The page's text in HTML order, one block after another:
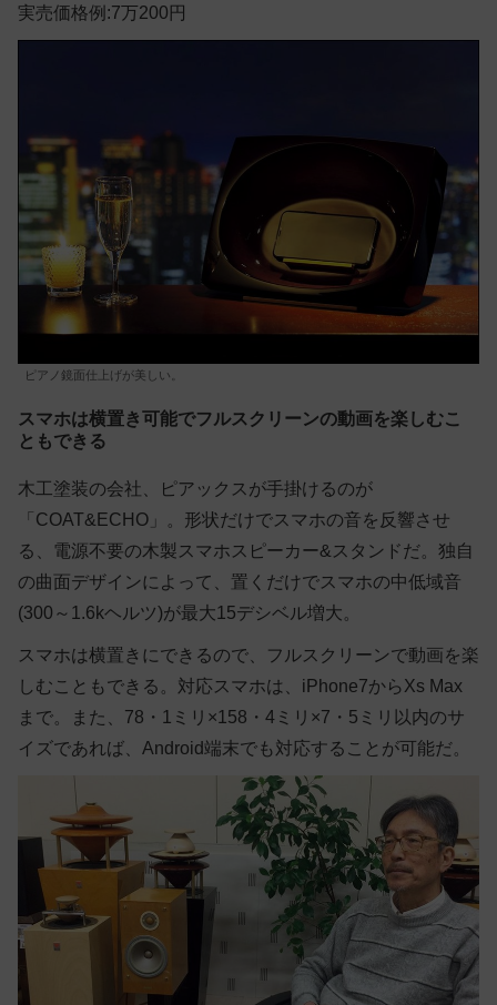
実売価格例:7万200円
ピアノ鏡面仕上げが美しい。
スマホは横置き可能でフルスクリーンの動画を楽しむこ
ともできる
木工塗装の会社、ピアックスが手掛けるのが
「COAT&ECHO」。形状だけでスマホの音を反響させ
る、電源不要の木製スマホスピーカー&スタンドだ。独自
の曲面デザインによって、置くだけでスマホの中低域音
(300～1.6kヘルツ)が最大15デシベル増大。
スマホは横置きにできるので、フルスクリーンで動画を楽
しむこともできる。対応スマホは、iPhone7からXs Max
まで。また、78・1ミリ×158・4ミリ×7・5ミリ以内のサ
イズであれば、Android端末でも対応することが可能だ。